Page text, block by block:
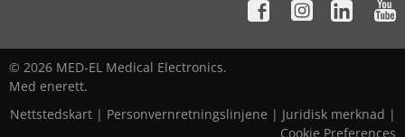
© 2026 MED-EL Medical Electronics.
Med enerett.
Nettstedskart | Personvernretningslinjene | Juridisk merknad |
Cookie Preferences